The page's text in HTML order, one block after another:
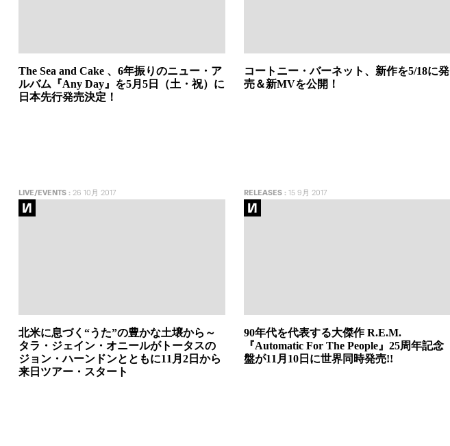
The Sea and Cake 、6年振りのニュー・ア
ルバム『Any Day』を5月5日（土・祝）に
日本先行発売決定！
コートニー・バーネット、新作を5/18に発
売＆新MVを公開！
LIVE/EVENTS:26 10月 2017
北米に息づく“うた”の豊かな土壌から～
タラ・ジェイン・オニールがトータスの
ジョン・ハーンドンとともに11月2日から
来日ツアー・スタート
RELEASES : 15 9月 2017
90年代を代表する大傑作 R.E.M.
『Automatic For The People』25周年記念
盤が11月10日に世界同時発売!!